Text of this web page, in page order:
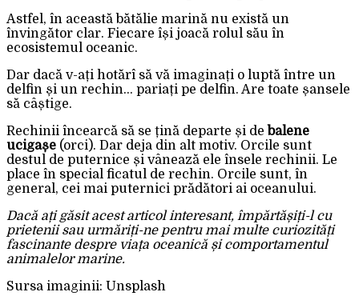
Astfel, în această bătălie marină nu există un
învingător clar. Fiecare își joacă rolul său în
ecosistemul oceanic.
Dar dacă v-ați hotărî să vă imaginați o luptă între un
delfin și un rechin… pariați pe delfin. Are toate șansele
să câștige.
Rechinii încearcă să se țină departe și de balene
ucigașe (orci). Dar deja din alt motiv. Orcile sunt
destul de puternice și vânează ele însele rechinii. Le
place în special ficatul de rechin. Orcile sunt, în
general, cei mai puternici prădători ai oceanului.
Dacă ați găsit acest articol interesant, împărtășiți-l cu
prietenii sau urmăriți-ne pentru mai multe curiozități
fascinante despre viața oceanică și comportamentul
animalelor marine.
Sursa imaginii: Unsplash